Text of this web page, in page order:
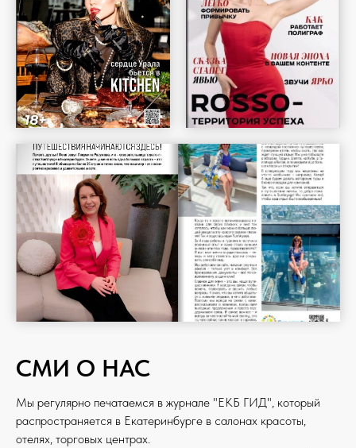
СМИ О НАС
Мы регулярно печатаемся в журнале "ЕКБ ГИД", который
распространяется в Екатеринбурге в салонах красоты,
отелях, торговых центрах.